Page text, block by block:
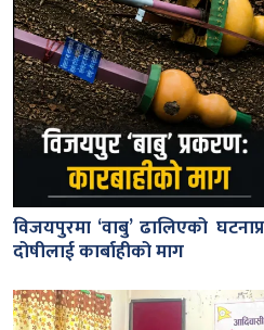
विजयपुरमा ‘वाबु’ ढालिएको
दोषीलाई कार्बाहीको माग